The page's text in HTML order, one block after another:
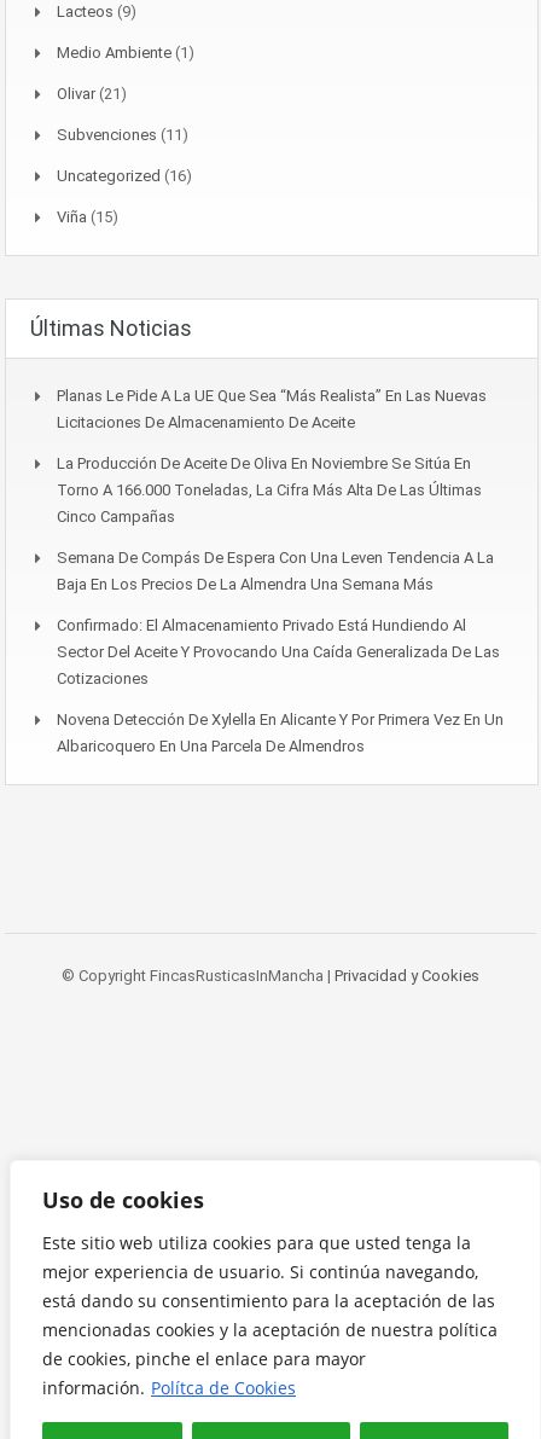
Uso de cookies
Este sitio web utiliza cookies para que usted tenga la
mejor experiencia de usuario. Si continúa navegando,
está dando su consentimiento para la aceptación de las
mencionadas cookies y la aceptación de nuestra política
de cookies, pinche el enlace para mayor
información. Polítca de Cookies
Lacteos (9)
Medio Ambiente (1)
Olivar(21)
Subvenciones (11)
Uncategorized (16)
Viña (15)
Últimas Noticias
Planas Le Pide A La UE Que Sea “más Realista” En Las Nuevas
Licitaciones De Almacenamiento De Aceite
La Producción De Aceite De Oliva En Noviembre Se Sitúa En
Torno A 166.000 Toneladas, La Cifra Más Alta De Las Últimas
Cinco Campañas
Semana De Compás De Espera Con Una Leven Tendencia A La
Baja En Los Precios De La Almendra Una Semana Más
Confirmado: El Almacenamiento Privado Está Hundiendo Al
Sector Del Aceite Y Provocando Una Caída Generalizada De Las
Cotizaciones
Novena Detección De Xylella En Alicante Y Por Primera Vez En Un
Albaricoquero En Una Parcela De Almendros
© Copyright FincasRusticasInMancha | Privacidad y Cookies